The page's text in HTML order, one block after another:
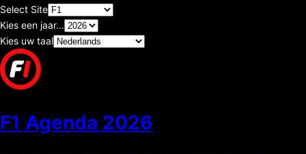
Select Site
Kies een jaar...
Kies uw taal
F1 Agenda 2026